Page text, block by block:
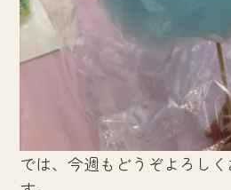
では、今週もどうぞよろし